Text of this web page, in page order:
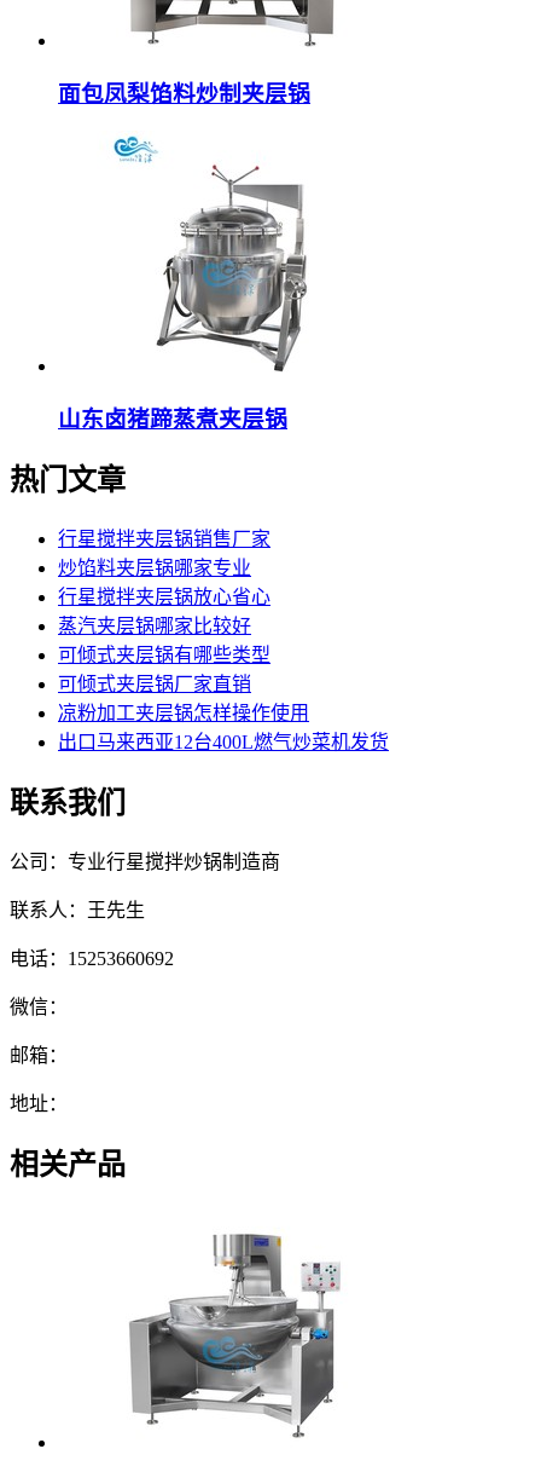
面包凤梨馅料炒制夹层锅
山东卤猪蹄蒸煮夹层锅
热门文章
行星搅拌夹层锅销售厂家
炒馅料夹层锅哪家专业
行星搅拌夹层锅放心省心
蒸汽夹层锅哪家比较好
可倾式夹层锅有哪些类型
可倾式夹层锅厂家直销
凉粉加工夹层锅怎样操作使用
出口马来西亚12台400L燃气炒菜机发货
联系我们
公司：专业行星搅拌炒锅制造商
联系人：王先生
电话：15253660692
微信：
邮箱：
地址：
相关产品